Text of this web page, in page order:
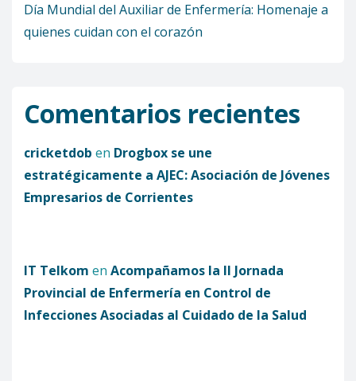
Día Mundial del Auxiliar de Enfermería: Homenaje a
quienes cuidan con el corazón
Comentarios recientes
cricketdob en Drogbox se une
estratégicamente a AJEC: Asociación de Jóvenes
Empresarios de Corrientes
IT Telkom en Acompañamos la II Jornada
Provincial de Enfermería en Control de
Infecciones Asociadas al Cuidado de la Salud